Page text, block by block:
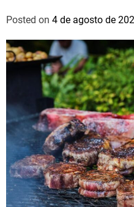
Posted on 4 de agosto de